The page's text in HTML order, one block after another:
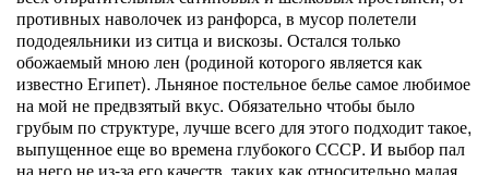
противных наволочек из ранфорса, в мусор полетели
пододеяльники из ситца и вискозы. Остался только
обожаемый мною лен (родиной которого является как
известно Египет). Льняное постельное белье самое любимое
на мой не предвзятый вкус. Обязательно чтобы было
грубым по структуре, лучше всего для этого подходит такое,
выпущенное еще во времена глубокого СССР. И выбор пал